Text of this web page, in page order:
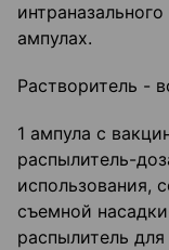
ампулах.
Растворитель -
1 ампула с
распылитель-
использования,
съемной
распылитель